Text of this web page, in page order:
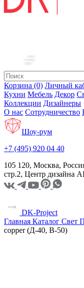
Корзина (0) Личный
Кухни Мебель Декор
Коллекции Дизайнеры
О нас Сотрудничество
Шоу-рум
+7 (495) 920 04 40
105 120, Москва,
стр.2, Центр дизайна
DK-Project
Главная Каталог Свет
copper (Д-40, В-50)